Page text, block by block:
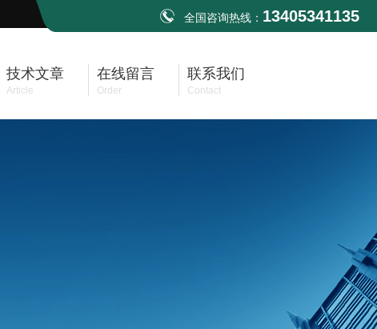
全国咨询热线： 13405341135
技术文章
Article
在线留言
Order
联系我们
Contact